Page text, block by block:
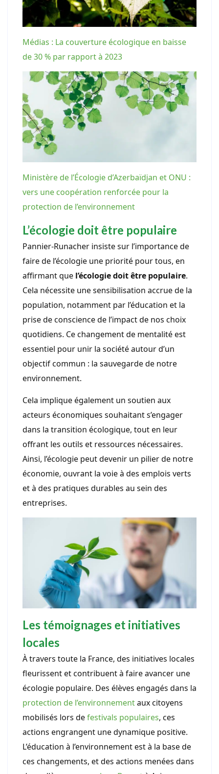
Médias : La couverture écologique en baisse
de 30 % par rapport à 2023
Ministère de l’Écologie d’Azerbaïdjan et ONU :
vers une coopération renforcée pour la
protection de l’environnement
L’écologie doit être populaire
Pannier-Runacher insiste sur l’importance de
faire de l’écologie une priorité pour tous, en
affirmant que l’écologie doit être populaire.
Cela nécessite une sensibilisation accrue de la
population, notamment par l’éducation et la
prise de conscience de l’impact de nos choix
quotidiens. Ce changement de mentalité est
essentiel pour unir la société autour d’un
objectif commun : la sauvegarde de notre
environnement.
Cela implique également un soutien aux
acteurs économiques souhaitant s’engager
dans la transition écologique, tout en leur
offrant les outils et ressources nécessaires.
Ainsi, l’écologie peut devenir un pilier de notre
économie, ouvrant la voie à des emplois verts
et à des pratiques durables au sein des
entreprises.
Les témoignages et initiatives
locales
À travers toute la France, des initiatives locales
fleurissent et contribuent à faire avancer une
écologie populaire. Des élèves engagés dans la
protection de l’environnementaux citoyens
mobilisés lors defestivals populaires, ces
actions engrangent une dynamique positive.
L’éducation à l’environnement est à la base de
ces changements, et des actions menées dans